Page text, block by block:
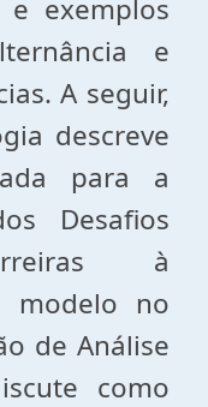
exemplos
e
A seguir,
descreve
para a
Desafios
à
modelo no
de Análise
como